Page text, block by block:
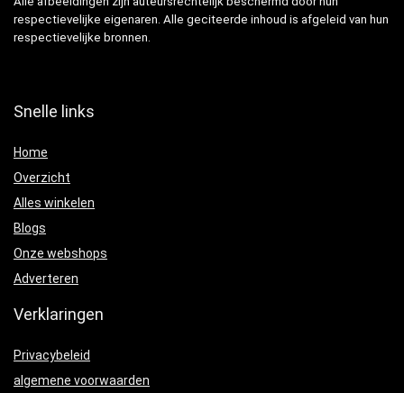
respectievelijke eigenaren. Alle geciteerde inhoud is afgeleid van hun
respectievelijke bronnen.
Snelle links
Home
Overzicht
Alles winkelen
Blogs
Onze webshops
Adverteren
Verklaringen
Privacybeleid
algemene voorwaarden